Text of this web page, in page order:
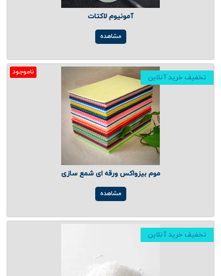
آمونیوم لاکتات
مشاهده
ناموجود
تخفیف خرید آنلاین
موم بیزواکس ورقه ای شمع سازی
مشاهده
تخفیف خرید آنلاین